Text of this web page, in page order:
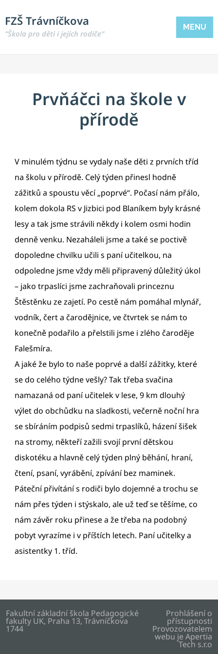
FZŠ Trávníčkova
“Škola pro děti i jejich rodiče“
MENU
Prvňáčci na škole v
přírodě
V minulém týdnu se vydaly naše děti z prvních tříd
na školu v přírodě. Celý týden přinesl hodně
zážitků a spoustu věcí „poprvé“. Počasí nám přálo,
kolem dokola RS v Jizbici pod Blaníkem byly krásné
lesy a tak jsme strávili někdy i kolem osmi hodin
denně venku. Nezaháleli jsme a také se poctivě
dopoledne chvilku učili s paní učitelkou, na
odpoledne jsme vždy měli připravený důležitý úkol
– jako trpaslíci jsme zachraňovali princeznu
Štěstěnku ze zajetí. Po cestě nám pomáhal mlynář,
vodník, čert a čarodějnice, ve čtvrtek se nám to
konečně podařilo a přelstili jsme i zlého čaroděje
Falešmíra.
A jaké že bylo to naše poprvé a další zážitky, které
se do celého týdne vešly? Tak třeba svačina
namazaná od paní učitelek v lese, 9 km dlouhý
výlet do obchůdku na sladkosti, večerně noční hra
se sbíráním podpisů sedmi trpaslíků, házení šišek
na stromy, někteří zažili svojí první dětskou
diskotéku a hlavně celý týden plný běhání, hraní,
čtení, psaní, vyrábění, zpívání bez maminek.
Páteční přivítání s rodiči bylo dojemné a trochu se
nám přes týden i stýskalo, ale už teď se těšíme, co
nám závěr roku přinese a že třeba na podobný
pobyt vyrazíme i v příštích letech. Paní učitelky a
asistentky 1. tříd.
Fakultní základní škola Pedagogické
fakulty UK, Praha 13, Trávníčkova
1744
Prohlášení o
přístupnosti
Provozovatelem
webu je Apertia
Tech s.r.o